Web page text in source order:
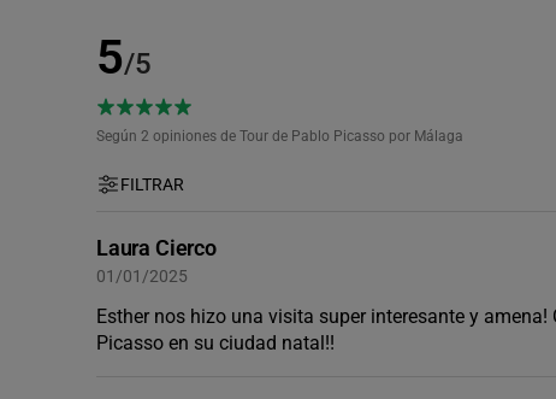
5/5
Según 2 opiniones de Tour de Pablo Picasso por Málaga
FILTRAR
Laura Cierco
01/01/2025
Esther nos hizo una visita super interesante y
Picasso en su ciudad natal!!